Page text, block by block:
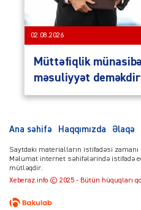
02.08.2026
Müttəfiqlik
məsuliyyət deməkdir
Ana səhifə Haqqımızda Əlaqə
Saytdakı materialların istifadəsi
Məlumat internet səhifələrində istifadə
mütləqdir.
Xeberaz.info © 2025 - Bütün hüquqları